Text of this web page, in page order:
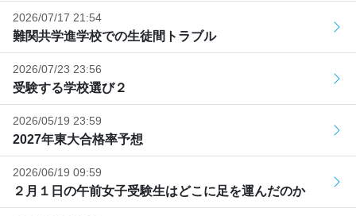
2026/07/17 21:54
難関共学進学校での生徒間トラブル
2026/07/23 23:56
受験する学校選び２
2026/05/19 23:59
2027年東大合格率予想
2026/06/19 09:59
２月１日の午前女子受験生はどこに足を運んだのか